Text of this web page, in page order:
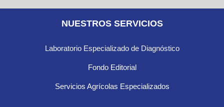
NUESTROS SERVICIOS
Laboratorio Especializado de Diagnóstico
Fondo Editorial
Servicios Agrícolas Especializados